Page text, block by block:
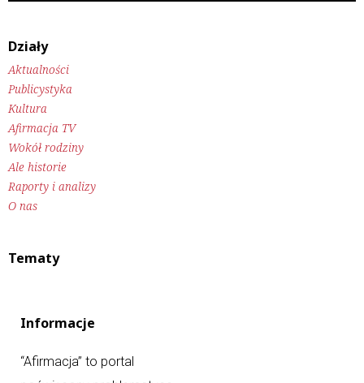
Działy
Aktualności
Publicystyka
Kultura
Afirmacja TV
Wokół rodziny
Ale historie
Raporty i analizy
O nas
Tematy
Informacje
“Afirmacja” to portal